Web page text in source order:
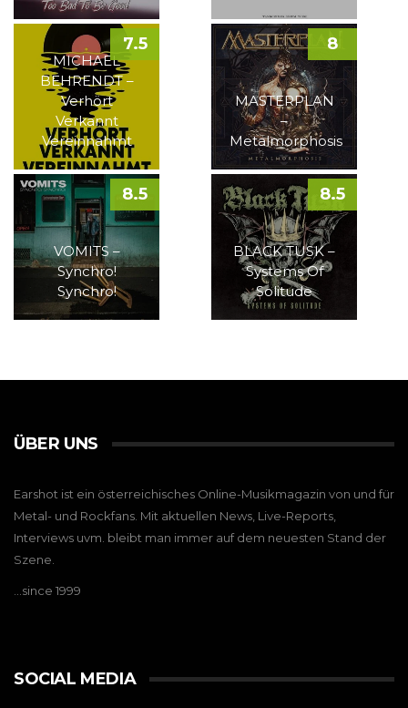
MICHAEL
BEHRENDT –
Verhört
Verkannt
Vereinnahmt
7.5
MASTERPLAN
–
Metalmorphosis
8
VOMITS –
Synchro!
Synchro!
8.5
BLACK TUSK –
Systems Of
Solitude
8.5
ÜBER UNS
Earshot ist ein österreichisches Online-Musikmagazin von und für
Metal- und Rockfans. Mit aktuellen News, Live-Reports,
Interviews uvm. bleibt man immer auf dem neuesten Stand der
Szene.
…since 1999
SOCIAL MEDIA